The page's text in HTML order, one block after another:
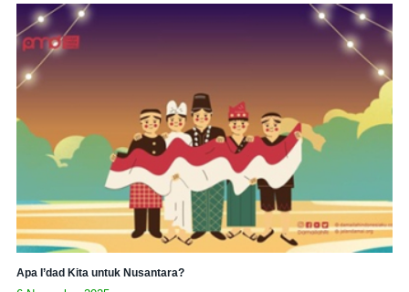
Apa I’dad Kita untuk Nusantara?